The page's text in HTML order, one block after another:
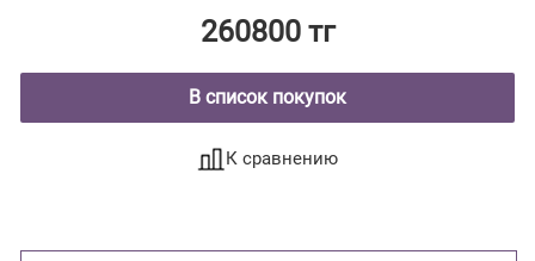
260800 тг
В список покупок
К сравнению